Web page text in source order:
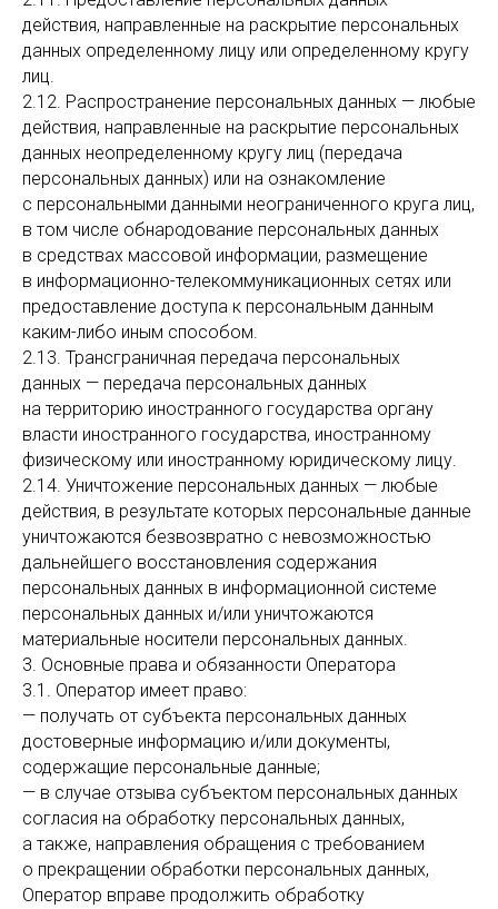
действия, направленные на раскрытие персональных
данных определенному лицу или определенному кругу
лиц.
2.12. Распространение персональных данных — любые
действия, направленные на раскрытие персональных
данных неопределенному кругу лиц (передача
персональных данных) или на ознакомление
с персональными данными неограниченного круга лиц,
в том числе обнародование персональных данных
в средствах массовой информации, размещение
в информационно-телекоммуникационных сетях или
предоставление доступа к персональным данным
каким-либо иным способом.
2.13. Трансграничная передача персональных
данных — передача персональных данных
на территорию иностранного государства органу
власти иностранного государства, иностранному
физическому или иностранному юридическому лицу.
2.14. Уничтожение персональных данных — любые
действия, в результате которых персональные данные
уничтожаются безвозвратно с невозможностью
дальнейшего восстановления содержания
персональных данных в информационной системе
персональных данных и/или уничтожаются
материальные носители персональных данных.
3. Основные права и обязанности Оператора
3.1. Оператор имеет право:
— получать от субъекта персональных данных
достоверные информацию и/или документы,
содержащие персональные данные;
— в случае отзыва субъектом персональных данных
согласия на обработку персональных данных,
а также, направления обращения с требованием
о прекращении обработки персональных данных,
Оператор вправе продолжить обработку